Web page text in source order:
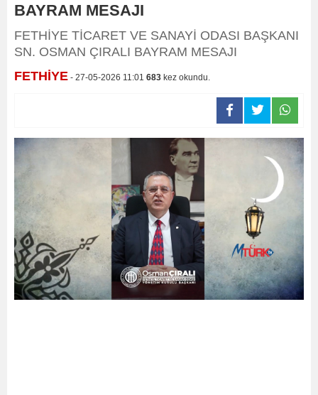
BAYRAM MESAJI
FETHİYE TİCARET VE SANAYİ ODASI BAŞKANI
SN. OSMAN ÇIRALI BAYRAM MESAJI
FETHİYE - 27-05-2026 11:01 683 kez okundu.